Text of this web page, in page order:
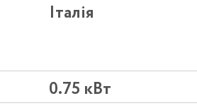
Італія
0.75 кВт